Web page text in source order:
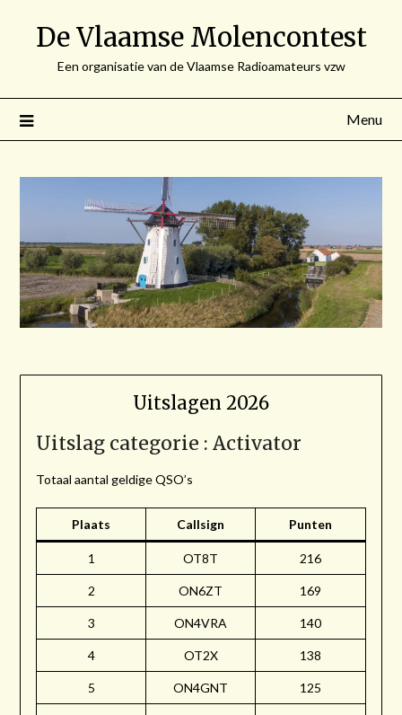
De Vlaamse Molencontest
Een organisatie van de Vlaamse Radioamateurs vzw
Menu
Uitslagen 2026
Uitslag categorie : Activator
Totaal aantal geldige QSO’s
Plaats Callsign Punten
1 OT8T 216
2 ON6ZT 169
3 ON4VRA 140
4 OT2X 138
5 ON4GNT 125